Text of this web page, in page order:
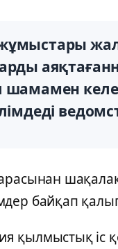
шамамен
байқап
қылмыстық іс